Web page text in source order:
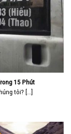
15 Phút
tôi? [...]